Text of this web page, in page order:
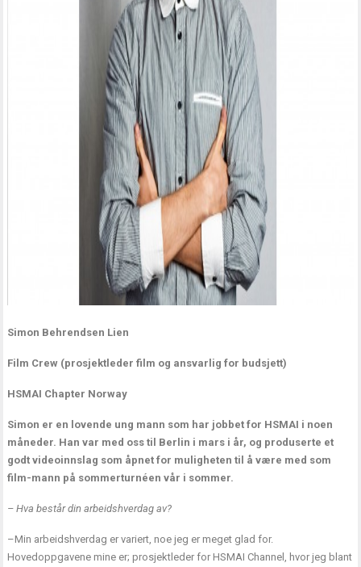
Simon Behrendsen Lien
Film Crew (prosjektleder film og ansvarlig for budsjett)
HSMAI Chapter Norway
Simon er en lovende ung mann som har jobbet for HSMAI i noen
måneder. Han var med oss til Berlin i mars i år, og produserte et
godt videoinnslag som åpnet for muligheten til å være med som
film-mann på sommerturnéen vår i sommer.
– Hva består din arbeidshverdag av?
–Min arbeidshverdag er variert, noe jeg er meget glad for.
Hovedoppgavene mine er; prosjektleder for HSMAI Channel, hvor jeg blant